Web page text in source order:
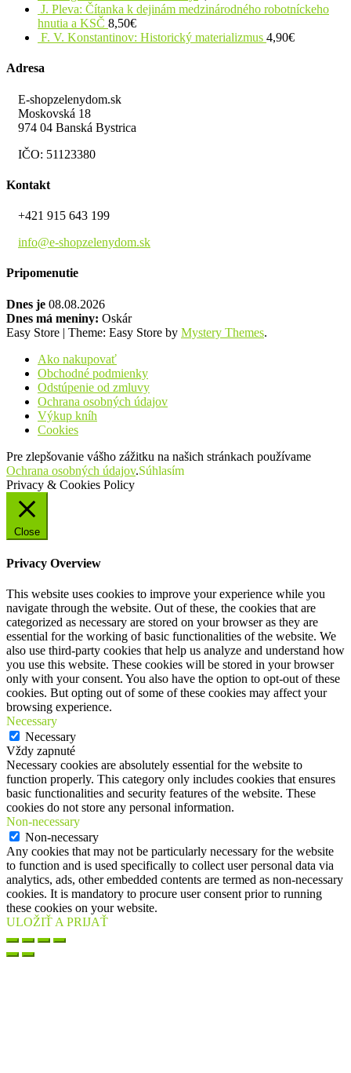
J. Pleva: Čítanka k dejinám medzinárodného robotníckeho
hnutia a KSČ 8,50€
F. V. Konstantinov: Historický materializmus 4,90€
Adresa
E-shopzelenydom.sk
Moskovská 18
974 04 Banská Bystrica
IČO: 51123380
Kontakt
+421 915 643 199
info@e-shopzelenydom.sk
Pripomenutie
Dnes je 08.08.2026
Dnes má meniny: Oskár
Easy Store | Theme: Easy Store by Mystery Themes.
Ako nakupovať
Obchodné podmienky
Odstúpenie od zmluvy
Ochrana osobných údajov
Výkup kníh
Cookies
Pre zlepšovanie vášho zážitku na našich stránkach používame
Ochrana osobných údajov.Súhlasím
Privacy & Cookies Policy
Close
Privacy Overview
This website uses cookies to improve your experience while you
navigate through the website. Out of these, the cookies that are
categorized as necessary are stored on your browser as they are
essential for the working of basic functionalities of the website. We
also use third-party cookies that help us analyze and understand how
you use this website. These cookies will be stored in your browser
only with your consent. You also have the option to opt-out of these
cookies. But opting out of some of these cookies may affect your
browsing experience.
Necessary
Necessary
Vždy zapnuté
Necessary cookies are absolutely essential for the website to
function properly. This category only includes cookies that ensures
basic functionalities and security features of the website. These
cookies do not store any personal information.
Non-necessary
Non-necessary
Any cookies that may not be particularly necessary for the website
to function and is used specifically to collect user personal data via
analytics, ads, other embedded contents are termed as non-necessary
cookies. It is mandatory to procure user consent prior to running
these cookies on your website.
ULOŽIŤ A PRIJAŤ